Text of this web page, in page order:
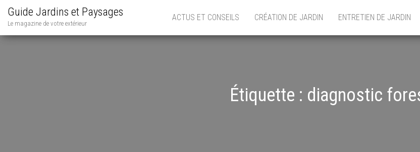
Guide Jardins et Paysages
Le magazine de votre extérieur
ACTUS ET CONSEILS CRÉATION DE JARDIN ENTRETIEN DE JARDIN
Étiquette : diagnostic